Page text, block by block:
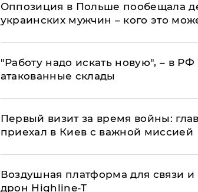
Оппозиция в Польше пообещала
украинских мужчин – кого это
"Работу надо искать новую", – в
атакованные склады
Первый визит за время войны:
приехал в Киев с важной миссией
Воздушная платформа для связи
дрон Highline-T